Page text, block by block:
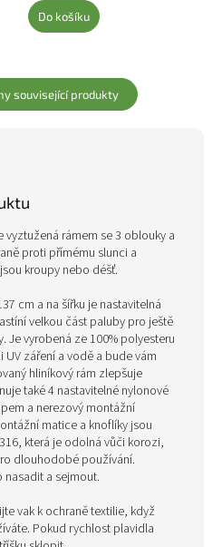
Do košíku
související produkty
vyztužená rámem se 3 oblouky a
proti přímému slunci a
kroupy nebo déšť.
cm a na šířku je nastavitelná
velkou část paluby pro ještě
Je vyrobená ze 100% polyesteru
záření a vodě a bude vám
hliníkový rám zlepšuje
také 4 nastavitelné nylonové
a nerezový montážní
matice a knoflíky jsou
která je odolná vůči korozi,
dlouhodobé používání.
nasadit a sejmout.
vak k ochraně textilie, když
Pokud rychlost plavidla